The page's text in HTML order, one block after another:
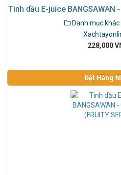
Tinh dầu E-juice BANGSAWAN
Danh mục khác
228,000
Đặt Hàng